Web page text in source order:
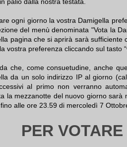
palio dalla nostra testata.
ogni giorno la vostra Damigella
del menù denominata "Vota la
pagina che si aprirà sarà
vostra preferenza cliccando sul tasto
che, come consuetudine, anche
da un solo indirizzo IP al giorno
al primo non verranno
la mezzanotte del nuovo giorno sarà
alle ore 23.59 di mercoledì 7
PER